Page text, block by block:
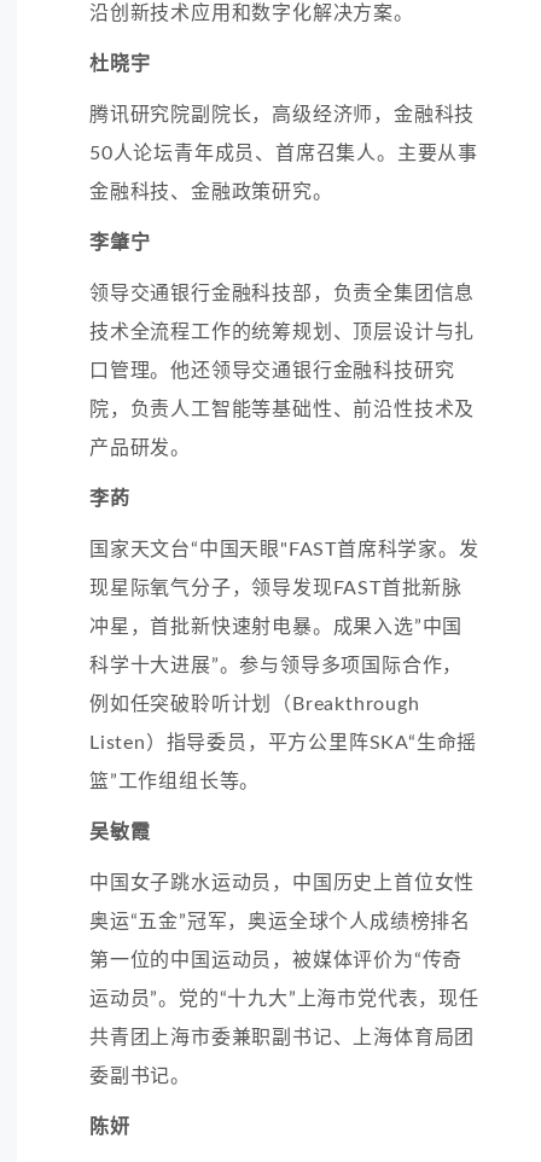
沿创新技术应用和数字化解决方案。
杜晓宇
腾讯研究院副院长，高级经济师，金融科技
50人论坛青年成员、首席召集人。主要从事
金融科技、金融政策研究。
李肇宁
领导交通银行金融科技部，负责全集团信息
技术全流程工作的统筹规划、顶层设计与扎
口管理。他还领导交通银行金融科技研究
院，负责人工智能等基础性、前沿性技术及
产品研发。
李菂
国家天文台“中国天眼"FAST首席科学家。发
现星际氧气分子，领导发现FAST首批新脉
冲星，首批新快速射电暴。成果入选”中国
科学十大进展”。参与领导多项国际合作，
例如任突破聆听计划（Breakthrough
Listen）指导委员，平方公里阵SKA“生命摇
篮”工作组组长等。
吴敏霞
中国女子跳水运动员，中国历史上首位女性
奥运“五金”冠军，奥运全球个人成绩榜排名
第一位的中国运动员，被媒体评价为“传奇
运动员”。党的“十九大”上海市党代表，现任
共青团上海市委兼职副书记、上海体育局团
委副书记。
陈妍